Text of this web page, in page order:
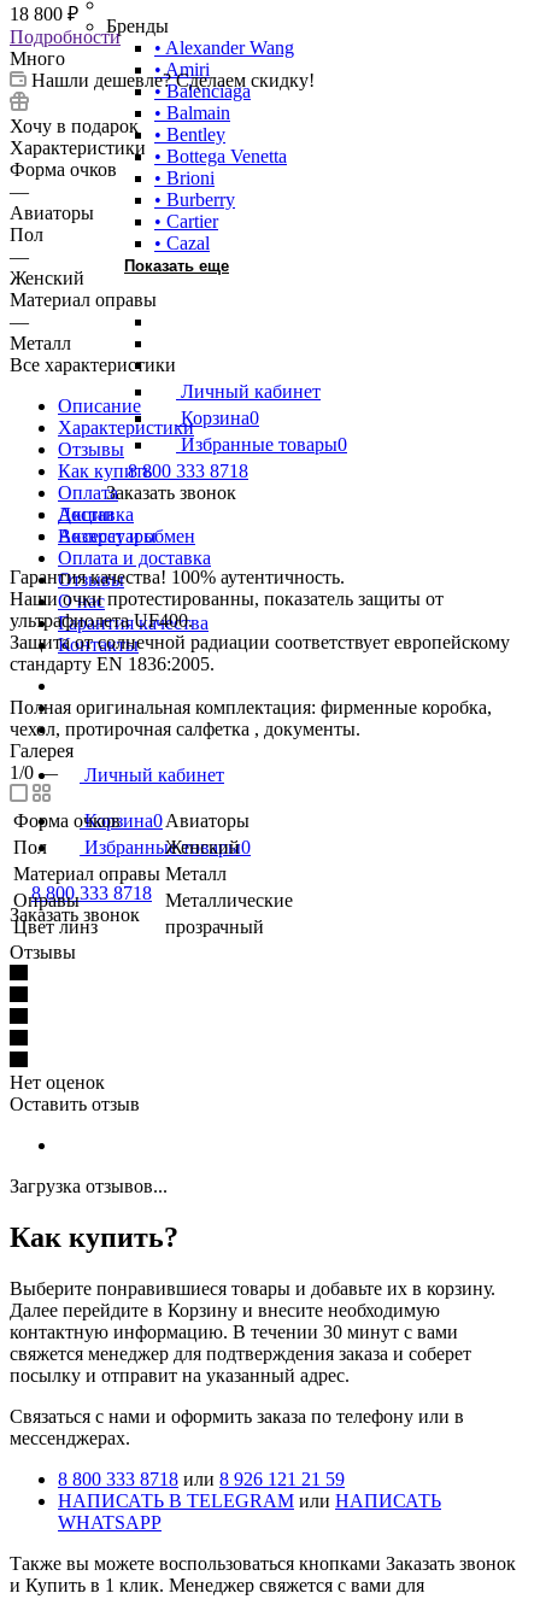
Бренды
• Alexander Wang
• Amiri
• Balenciaga
• Balmain
• Bentley
• Bottega Venetta
• Brioni
• Burberry
• Cartier
• Cazal
Показать еще
Личный кабинет
Корзина0
Избранные товары0
8 800 333 8718
Заказать звонок
Акции
Аксессуары
Оплата и доставка
Отзывы
О нас
Гарантия качества
Контакты
Личный кабинет
Корзина0
Избранные товары0
8 800 333 8718
Заказать звонок
18 800 ₽
Подробности
Много
Нашли дешевле? Сделаем скидку!
Хочу в подарок
Характеристики
Форма очков
—
Авиаторы
Пол
—
Женский
Материал оправы
—
Металл
Все характеристики
Описание
Характеристики
Отзывы
Как купить
Оплата
Доставка
Возврат и обмен
Гарантия качества! 100% аутентичность.
Наши очки протестированны, показатель защиты от
ультрафиолета UF400.
Защита от солнечной радиации соответствует европейскому
стандарту EN 1836:2005.
Полная оригинальная комплектация: фирменные коробка,
чехол, протирочная салфетка , документы.
Галерея
1/0 —
Форма очков
Авиаторы
Пол
Женский
Материал оправы Металл
Оправы
Металлические
Цвет линз
прозрачный
Отзывы
Нет оценок
Оставить отзыв
Загрузка отзывов...
Как купить?
Выберите понравившиеся товары и добавьте их в корзину.
Далее перейдите в Корзину и внесите необходимую
контактную информацию. В течении 30 минут с вами
свяжется менеджер для подтверждения заказа и соберет
посылку и отправит на указанный адрес.
Cвязаться с нами и оформить заказа по телефону или в
мессенджерах.
8 800 333 8718 или 8 926 121 21 59
НАПИСАТЬ В TELEGRAM или НАПИСАТЬ
WHATSAPP
Также вы можете воспользоваться кнопками Заказать звонок
и Купить в 1 клик. Менеджер свяжется с вами для